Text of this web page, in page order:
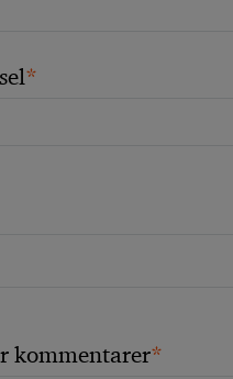
*
kommentarer*